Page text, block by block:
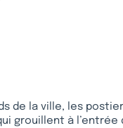
de la ville, les
grouillent à l’entrée